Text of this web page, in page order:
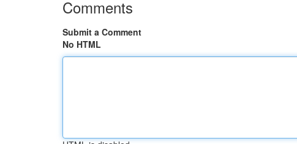
Comments
Submit a Comment
No HTML